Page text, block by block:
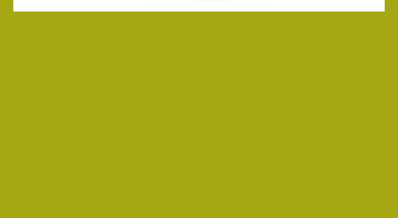
ansehen